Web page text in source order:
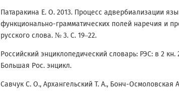
Патаракина Е. О. 2013. Процесс адвербиализации
функционально-грамматических полей наречия и
русского слова. № 3. С. 19–22.
Российский энциклопедический словарь: РЭС: в 2
Большая Рос. энцикл.
Савчук С. О., Архангельский Т. А., Бонч-